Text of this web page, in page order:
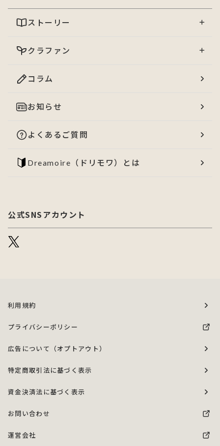
ストーリー
クラファン
コラム
お知らせ
よくあるご質問
Dreamoire（ドリモワ）とは
公式SNSアカウント
利用規約
プライバシーポリシー
広告について（オプトアウト）
特定商取引法に基づく表示
資金決済法に基づく表示
お問い合わせ
運営会社